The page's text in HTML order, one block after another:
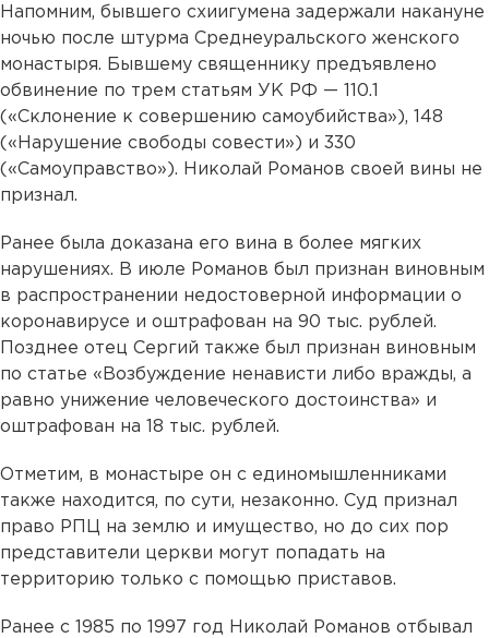
Напомним, бывшего схиигумена задержали накануне
ночью после штурма Среднеуральского женского
монастыря. Бывшему священнику предъявлено
обвинение по трем статьям УК РФ — 110.1
(«Склонение к совершению самоубийства»), 148
(«Нарушение свободы совести») и 330
(«Самоуправство»). Николай Романов своей вины не
признал.
Ранее была доказана его вина в более мягких
нарушениях. В июле Романов был признан виновным
в распространении недостоверной информации о
коронавирусе и оштрафован на 90 тыс. рублей.
Позднее отец Сергий также был признан виновным
по статье «Возбуждение ненависти либо вражды, а
равно унижение человеческого достоинства» и
оштрафован на 18 тыс. рублей.
Отметим, в монастыре он с единомышленниками
также находится, по сути, незаконно. Суд признал
право РПЦ на землю и имущество, но до сих пор
представители церкви могут попадать на
территорию только с помощью приставов.
Ранее с 1985 по 1997 год Николай Романов отбывал